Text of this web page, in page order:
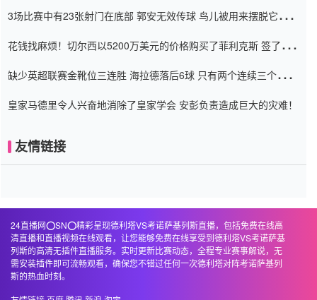
3场比赛中有23张射门在底部 郭安无效传球 鸟儿被用来摆脱它
花钱找麻烦！切尔西以5200万美元的价格购买了菲利克斯 签了7年
缺少英超联赛金靴位三连胜 海拉德落后6球 只有两个连续三个连续
皇家马德里令人兴奋地消除了皇家学会 安彭负责造成巨大的灾难！
友情链接
24直播网⭕️SN⭕️精彩呈现德利塔VS考诺萨基列斯直播，包括免费在线高
清直播和直播视频在线观看，让您能够免费在线享受到德利塔VS考诺萨基
列斯的高清无插件直播服务。实时更新比赛动态，全程专业赛事解说，无
需安装插件即可流畅观看，确保您不错过任何一次德利塔对阵考诺萨基列
斯的热血时刻。